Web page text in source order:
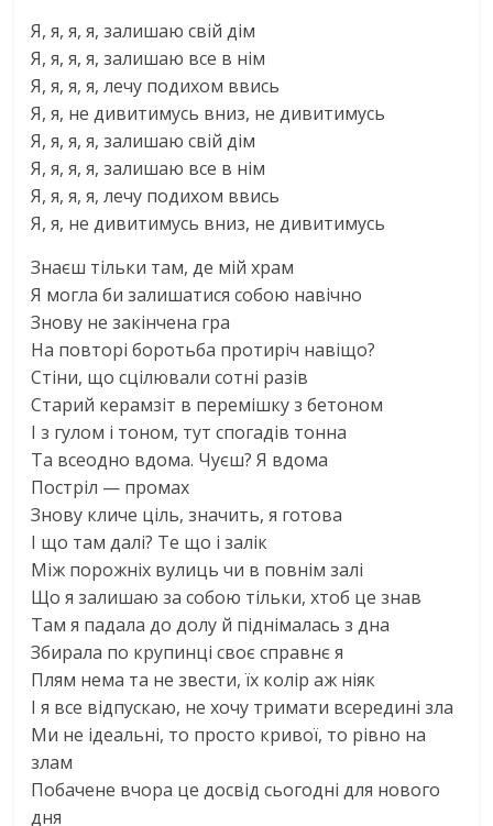
Я, я, я, я, залишаю свій дім
Я, я, я, я, залишаю все в нім
Я, я, я, я, лечу подихом ввись
Я, я, не дивитимусь вниз, не дивитимусь
Я, я, я, я, залишаю свій дім
Я, я, я, я, залишаю все в нім
Я, я, я, я, лечу подихом ввись
Я, я, не дивитимусь вниз, не дивитимусь
Знаєш тільки там, де мій храм
Я могла би залишатися собою навічно
Знову не закінчена гра
На повторі боротьба протиріч навіщо?
Стіни, що сцілювали сотні разів
Старий керамзіт в перемішку з бетоном
І з гулом і тоном, тут спогадів тонна
Та всеодно вдома. Чуєш? Я вдома
Постріл — промах
Знову кличе ціль, значить, я готова
І що там далі? Те що і залік
Між порожніх вулиць чи в повнім залі
Що я залишаю за собою тільки, хтоб це знав
Там я падала до долу й піднімалась з дна
Збирала по крупинці своє справнє я
Плям нема та не звести, їх колір аж ніяк
І я все відпускаю, не хочу тримати всередині зла
Ми не ідеальні, то просто кривої, то рівно на
злам
Побачене вчора це досвід сьогодні для нового
дня